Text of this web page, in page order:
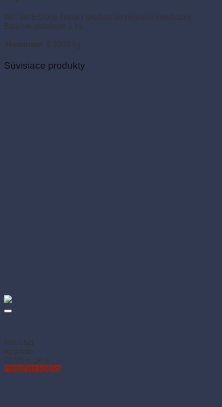
WC set ECO je čistiaci produkt na hygienu prevádzky.
Balenie obsahuje 1 ks.
Hmotnosť 0.2000 kg
Súvisiace produkty
Kód: C521
Na sklade
€0.96 (s DPH)
Pridať do košíka